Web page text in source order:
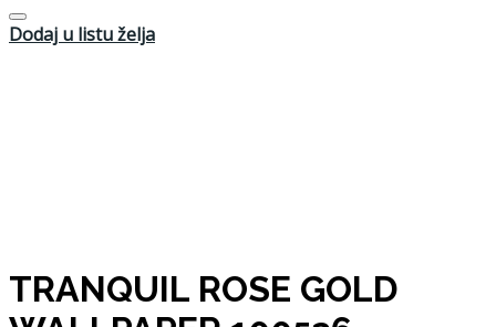
Dodaj u listu želja
TRANQUIL ROSE GOLD